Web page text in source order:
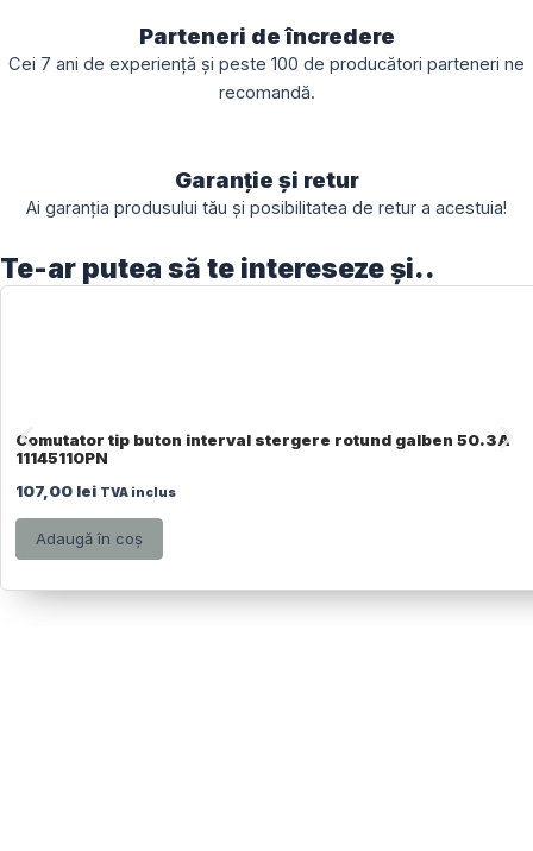
Parteneri de încredere
Cei 7 ani de experiență și peste 100 de producători parteneri ne
recomandă.
Garanție și retur
Ai garanția produsului tău și posibilitatea de retur a acestuia!
Te-ar putea să te intereseze și..
Comutator tip buton interval stergere rotund galben 50.3A
11145110PN
107,00 lei TVA inclus
Adaugă în coș